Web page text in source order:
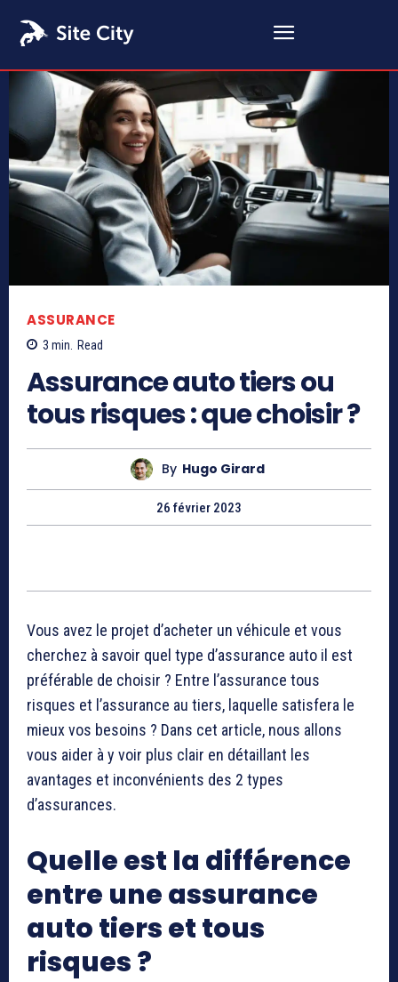
ASSURANCE
3 min. Read
Assurance auto tiers ou
tous risques : que choisir ?
By Hugo Girard
26 février 2023
Vous avez le projet d’acheter un véhicule et vous
cherchez à savoir quel type d’assurance auto il est
préférable de choisir ? Entre l’assurance tous
risques et l’assurance au tiers, laquelle satisfera le
mieux vos besoins ? Dans cet article, nous allons
vous aider à y voir plus clair en détaillant les
avantages et inconvénients des 2 types
d’assurances.
Quelle est la différence
entre une assurance
auto tiers et tous
risques ?